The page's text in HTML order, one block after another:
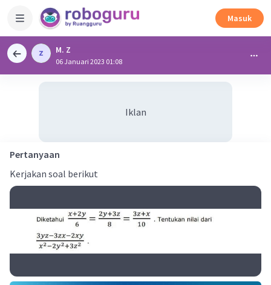
Masuk
M. Z
06 Januari 2023 01:08
Iklan
Pertanyaan
Kerjakan soal berikut